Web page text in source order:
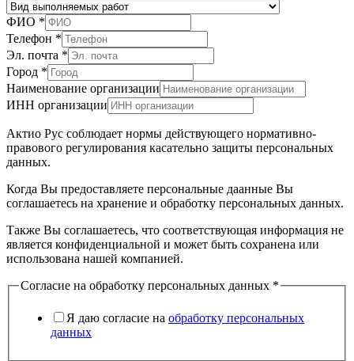
ФИО *
Телефон *
Эл. почта *
Город *
Наименование организации
ИНН организации
отправки
выполняемых
Актио Рус соблюдает нормы действующего нормативно-
правового регулирования касательно защиты персональных
данных.
Когда Вы предоставляете персональные даанные Вы
соглашаетесь на хранение и обработку персональных данных.
Также Вы соглашаетесь, что соответствующая информация не
является конфиденциальной и может быть сохранена или
использована нашей компанией.
Согласие на обработку персональных данных *
Я даю согласие на обработку персональных
данных